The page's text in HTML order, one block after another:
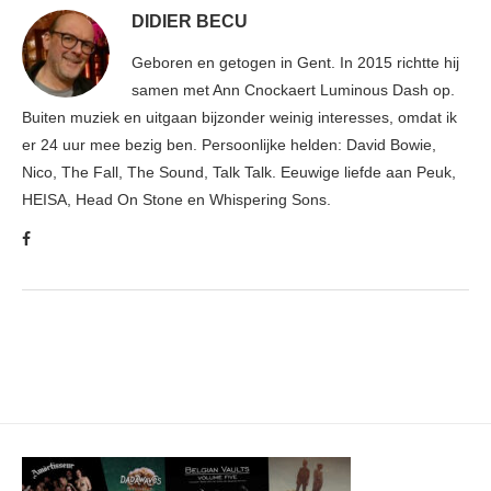
DIDIER BECU
Geboren en getogen in Gent. In 2015 richtte hij
samen met Ann Cnockaert Luminous Dash op.
Buiten muziek en uitgaan bijzonder weinig interesses, omdat ik
er 24 uur mee bezig ben. Persoonlijke helden: David Bowie,
Nico, The Fall, The Sound, Talk Talk. Eeuwige liefde aan Peuk,
HEISA, Head On Stone en Whispering Sons.